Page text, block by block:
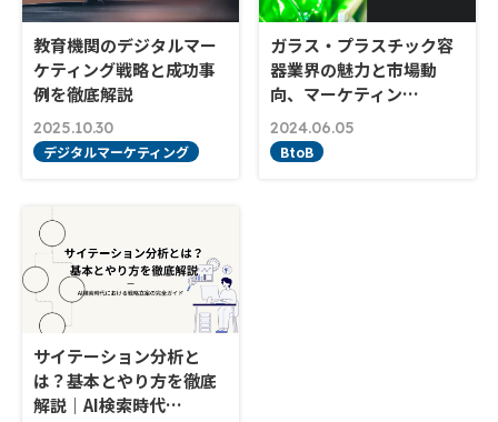
教育機関のデジタルマー
ケティング戦略と成功事
例を徹底解説
2025.10.30
デジタルマーケティング
ガラス・プラスチック容
器業界の魅力と市場動
向、マーケティン…
2024.06.05
BtoB
サイテーション分析と
は？基本とやり方を徹底
解説｜AI検索時代…